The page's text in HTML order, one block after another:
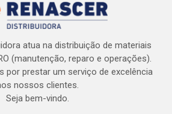
atua na distribuição de materiais
(manutenção, reparo e operações).
por prestar um serviço de excelência
nossos clientes.
Seja bem-vindo.